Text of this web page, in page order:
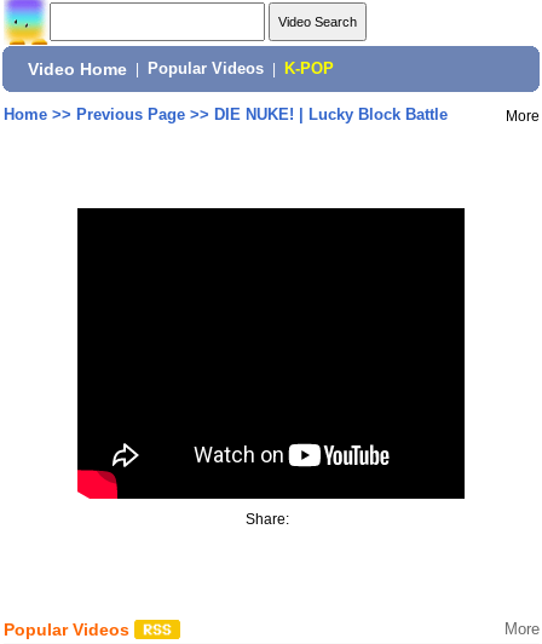
Video Home Popular Videos K-POP
Home>> Previous Page>> DIE NUKE! | Lucky Block Battle More
Share:
Popular Videos More